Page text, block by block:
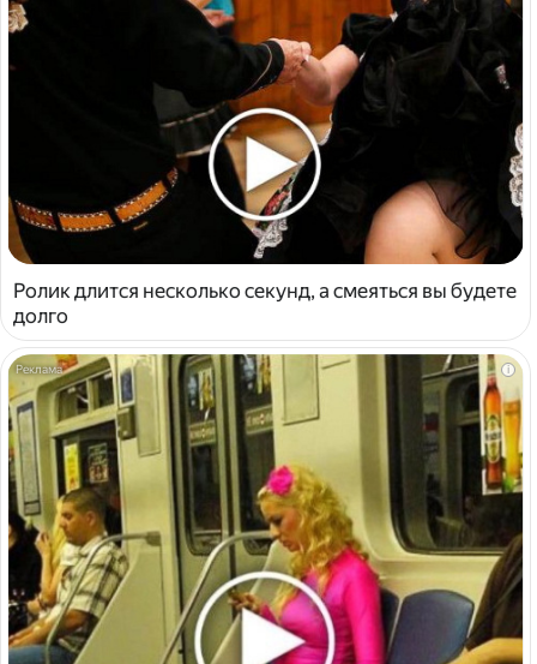
Ролик длится несколько секунд, а смеяться вы будете
долго
i